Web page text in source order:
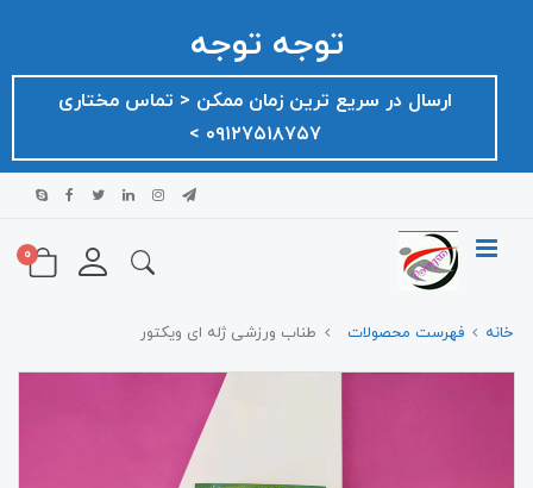
توجه توجه
ارسال در سریع ترین زمان ممکن ‌< تماس مختاری
۰۹۱۲۷۵۱۸۷۵۷ >
0
خانه فهرست محصولات طناب ورزشی ژله ای ویکتور